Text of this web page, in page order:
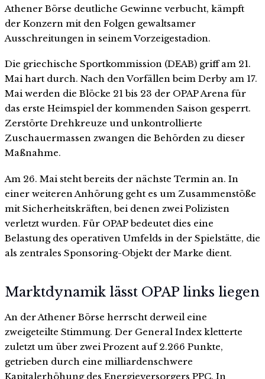
Athener Börse deutliche Gewinne verbucht, kämpft
der Konzern mit den Folgen gewaltsamer
Ausschreitungen in seinem Vorzeigestadion.
Die griechische Sportkommission (DEAB) griff am 21.
Mai hart durch. Nach den Vorfällen beim Derby am 17.
Mai werden die Blöcke 21 bis 23 der OPAP Arena für
das erste Heimspiel der kommenden Saison gesperrt.
Zerstörte Drehkreuze und unkontrollierte
Zuschauermassen zwangen die Behörden zu dieser
Maßnahme.
Am 26. Mai steht bereits der nächste Termin an. In
einer weiteren Anhörung geht es um Zusammenstöße
mit Sicherheitskräften, bei denen zwei Polizisten
verletzt wurden. Für OPAP bedeutet dies eine
Belastung des operativen Umfelds in der Spielstätte, die
als zentrales Sponsoring-Objekt der Marke dient.
Marktdynamik lässt OPAP links liegen
An der Athener Börse herrscht derweil eine
zweigeteilte Stimmung. Der General Index kletterte
zuletzt um über zwei Prozent auf 2.266 Punkte,
getrieben durch eine milliardenschwere
Kapitalerhöhung des Energieversorgers PPC. In